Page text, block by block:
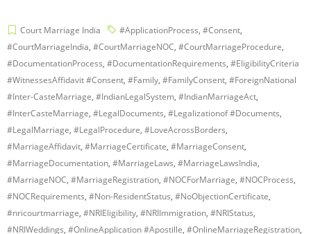
Court Marriage India #ApplicationProcess, #Consent,
#CourtMarriageIndia, #CourtMarriageNOC, #CourtMarriageProcedure,
#DocumentationProcess, #DocumentationRequirements, #EligibilityCriteria
#WitnessesAffidavit #Consent, #Family, #FamilyConsent, #ForeignNational
#Inter-CasteMarriage, #IndianLegalSystem, #IndianMarriageAct,
#InterCasteMarriage, #LegalDocuments, #Legalizationof #Documents,
#LegalMarriage, #LegalProcedure, #LoveAcrossBorders,
#MarriageAffidavit, #MarriageCertificate, #MarriageConsent,
#MarriageDocumentation, #MarriageLaws, #MarriageLawsIndia,
#MarriageNOC, #MarriageRegistration, #NOCForMarriage, #NOCProcess,
#NOCRequirements, #Non-ResidentStatus, #NoObjectionCertificate,
#nricourtmarriage, #NRIEligibility, #NRIImmigration, #NRIStatus,
#NRIWeddings, #OnlineApplication #Apostille, #OnlineMarriageRegistration,